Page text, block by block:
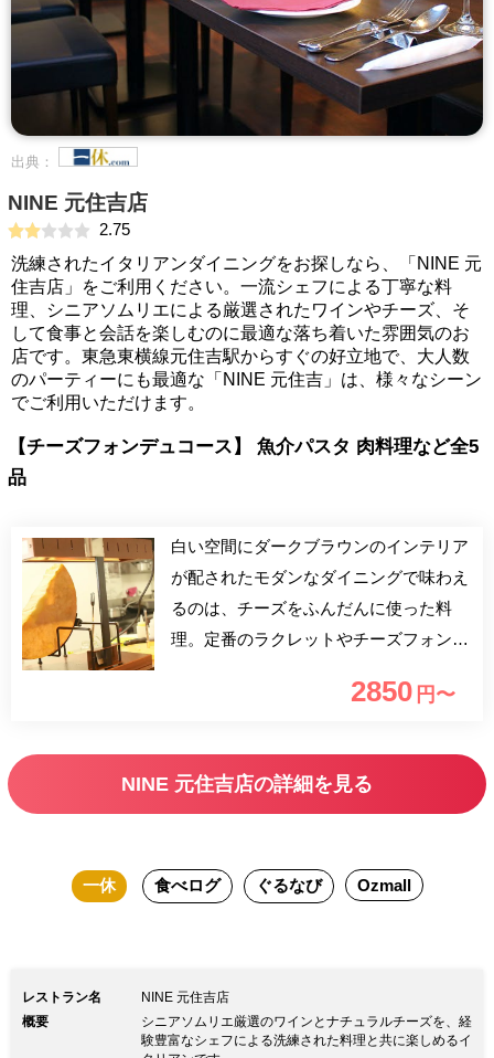
出典：
NINE 元住吉店
2.75
洗練されたイタリアンダイニングをお探しなら、「NINE 元
住吉店」をご利用ください。一流シェフによる丁寧な料
理、シニアソムリエによる厳選されたワインやチーズ、そ
して食事と会話を楽しむのに最適な落ち着いた雰囲気のお
店です。東急東横線元住吉駅からすぐの好立地で、大人数
のパーティーにも最適な「NINE 元住吉」は、様々なシーン
でご利用いただけます。
【チーズフォンデュコース】 魚介パスタ 肉料理など全5
品
白い空間にダークブラウンのインテリア
が配されたモダンなダイニングで味わえ
るのは、チーズをふんだんに使った料
理。定番のラクレットやチーズフォンデ
多彩なメニューをソムリエ厳選ワインと
チュラルチーズフォンデュが気軽に味わ
えるランチプランが登場。とろけるチー
シーな肉料理、デザートなど充実の全5
ょっと贅沢なママ会などにおすすめで
す。
2850 円〜
NINE 元住吉店の詳細を見る
一休 食べログ ぐるなび Ozmall
レストラン名
NINE 元住吉店
概要
シニアソムリエ厳選のワインとナチュラルチーズを、経
験豊富なシェフによる洗練された料理と共に楽しめるイ